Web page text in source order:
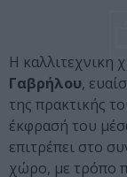
Η καλλιτεχνική
Γαβρήλου,
της πρακτικής
έκφρασή του
επιτρέπει στο
χώρο, με τρόπο